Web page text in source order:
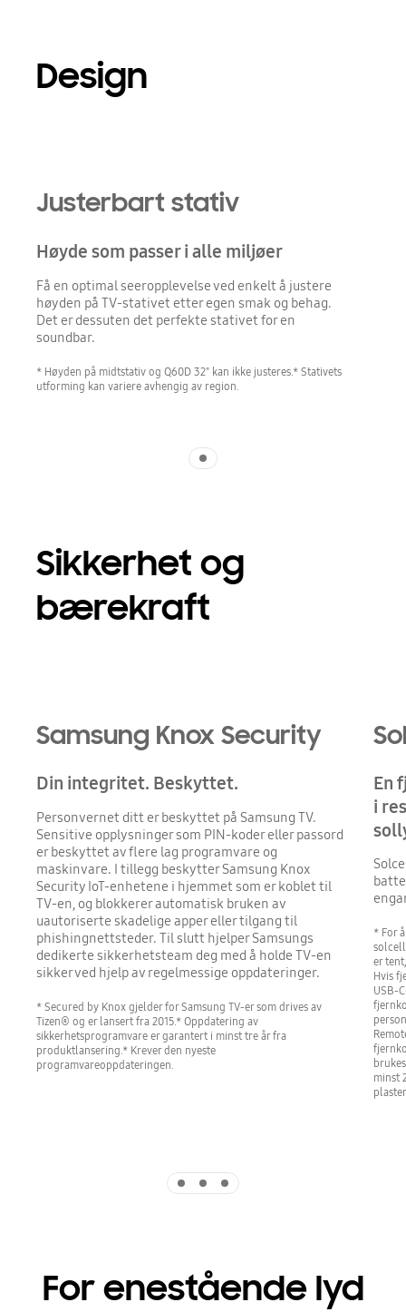
Design
Justerbart stativ
Høyde som passer i alle miljøer
Få en optimal seeropplevelse ved enkelt å justere
høyden på TV-stativet etter egen smak og behag.
Det er dessuten det perfekte stativet for en
soundbar.
* Høyden på midtstativ og Q60D 32" kan ikke justeres.* Stativets
utforming kan variere avhengig av region.
Sikkerhet og
bærekraft
Samsung Knox Security
Din integritet. Beskyttet.
Personvernet ditt er beskyttet på Samsung TV.
Sensitive opplysninger som PIN-koder eller passord
er beskyttet av flere lag programvare og
maskinvare. I tillegg beskytter Samsung Knox
Security IoT-enhetene i hjemmet som er koblet til
TV-en, og blokkerer automatisk bruken av
uautoriserte skadelige apper eller tilgang til
phishingnettsteder. Til slutt hjelper Samsungs
dedikerte sikkerhetsteam deg med å holde TV-en
sikker ved hjelp av regelmessige oppdateringer.
* Secured by Knox gjelder for Samsung TV-er som drives av
Tizen® og er lansert fra 2015.* Oppdatering av
sikkerhetsprogramvare er garantert i minst tre år fra
produktlansering.* Krever den nyeste
programvareoppdateringen.
En
i
* For
er
Hvis
USB-
minst
For enestående lyd